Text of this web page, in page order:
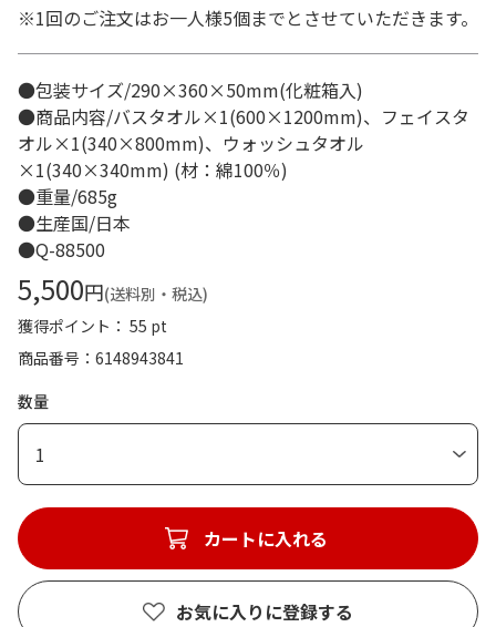
※1回のご注文はお一人様5個までとさせていただきます。
●包装サイズ/290×360×50mm(化粧箱入)
●商品内容/バスタオル×1(600×1200mm)、フェイスタ
オル×1(340×800mm)、ウォッシュタオル
×1(340×340mm) (材：綿100％)
●重量/685g
●生産国/日本
●Q-88500
5,500円(送料別・税込)
獲得ポイント： 55 pt
商品番号
6148943841
数量
1
カートに入れる
お気に入りに登録する